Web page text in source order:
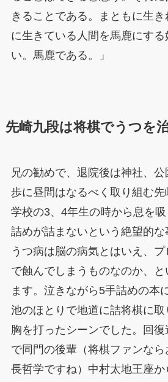
きることである。まともに生
に生きている人間を馬鹿にす
い。馬鹿である。」
先崎九段は将棋でうつを
兄の勧めで、退院後は神社、
歩に昼間はなるべく取り組む
学校の3、4年生の時から息を
詰めが詰まないという絶望的な
うつ病は脳の病気とはいえ、
で蝕んでしまうものなのか、と
ます。泣きながら5手詰めの本
池のほとりで地道に詰将棋に
胸を打ったシーンでした。回
で同門の後輩（将棋ファンな
長哲学ですね）中村太地王座か